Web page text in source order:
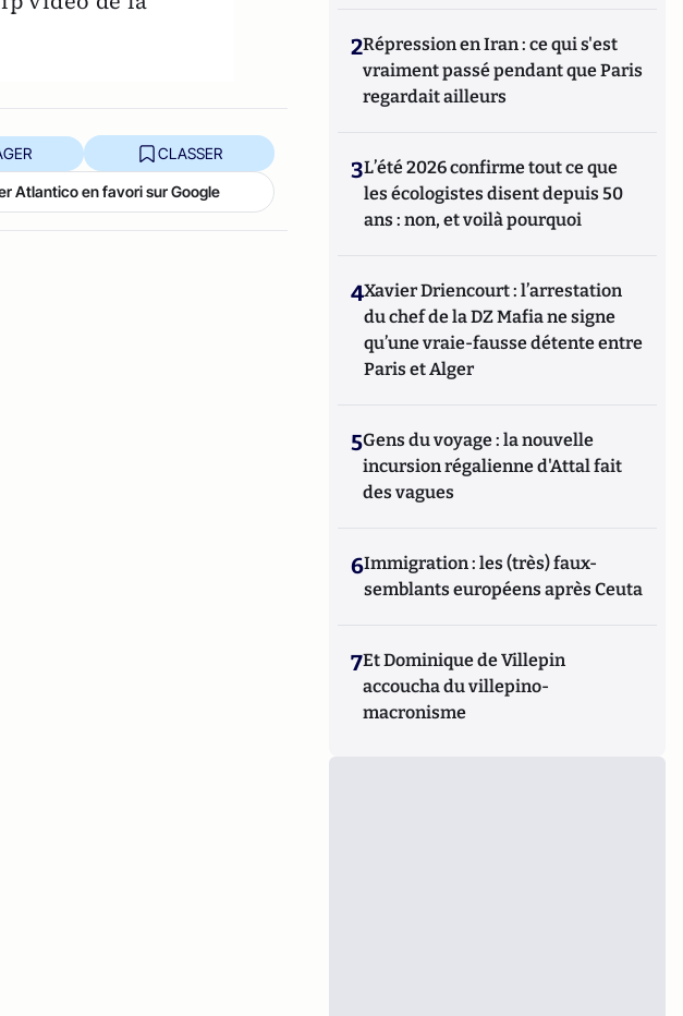
CLASSER
Atlantico en favori sur Google
2Répression en Iran : ce qui s'est
vraiment passé pendant que Paris
regardait ailleurs
3L’été 2026 confirme tout ce que
les écologistes disent depuis 50
ans : non, et voilà pourquoi
4Xavier Driencourt : l’arrestation
du chef de la DZ Mafia ne signe
qu’une vraie-fausse détente entre
Paris et Alger
5Gens du voyage : la nouvelle
incursion régalienne d'Attal fait
des vagues
6Immigration : les (très) faux-
semblants européens après Ceuta
7Et Dominique de Villepin
accoucha du villepino-
macronisme